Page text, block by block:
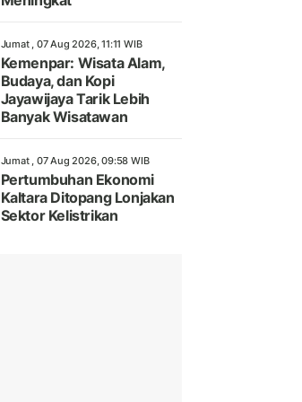
Jumat , 07 Aug 2026, 11:11 WIB
Kemenpar: Wisata Alam,
Budaya, dan Kopi
Jayawijaya Tarik Lebih
Banyak Wisatawan
Jumat , 07 Aug 2026, 09:58 WIB
Pertumbuhan Ekonomi
Kaltara Ditopang Lonjakan
Sektor Kelistrikan